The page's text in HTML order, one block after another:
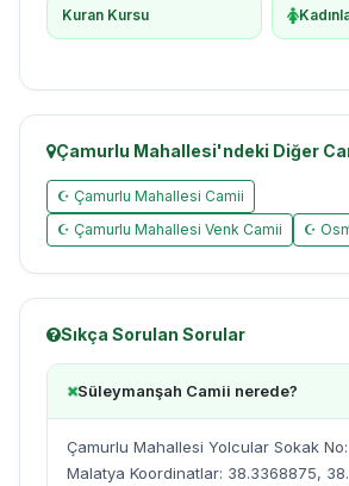
Kuran Kursu
Çamurlu Mahallesi'ndeki Diğer
☪ Çamurlu Mahallesi Camii
☪ Çamurlu Mahallesi Venk Camii
☪
Sıkça Sorulan Sorular
Süleymanşah Camii nerede?
Çamurlu Mahallesi Yolcular Sokak
Malatya Koordinatlar: 38.3368875,